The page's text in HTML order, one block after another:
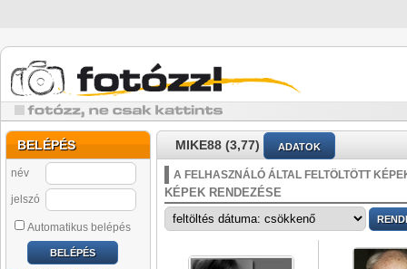
BELÉPÉS
név
jelszó
Automatikus belépés
MIKE88 (3,77) ADATOK
A FELHASZNÁLÓ ÁLTAL FELTÖLTÖTT
KÉPEK RENDEZÉSE